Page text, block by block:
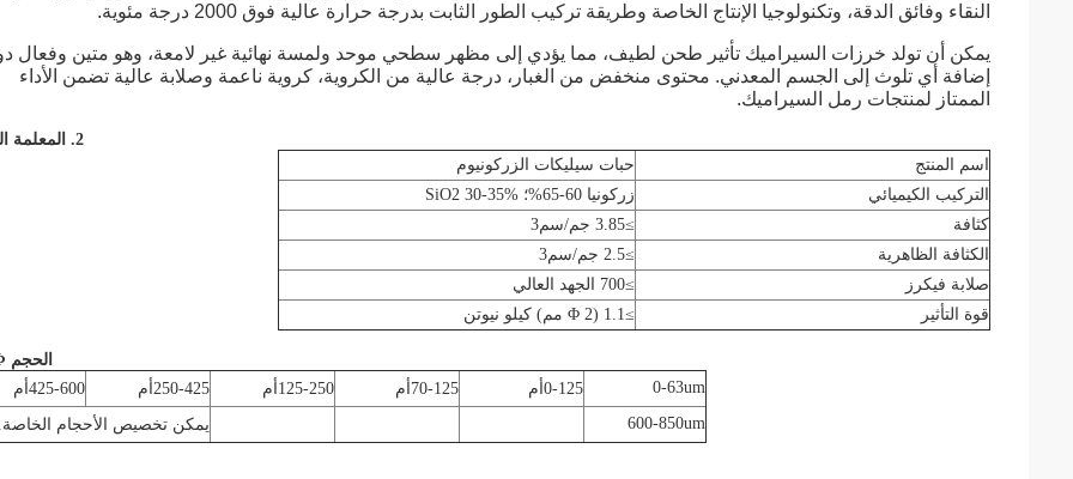
النقاء وفائق الدقة، وتكنولوجيا الإنتاج الخاصة وطريقة تركيب الطور الثابت بدرجة حرارة عالية فوق 2000 درجة مئوية.
يمكن أن تولد خرزات السيراميك تأثير طحن لطيف، مما يؤدي إلى مظهر سطحي موحد ولمسة نهائية غير لامعة، وهو متين وفعال
إضافة أي تلوث إلى الجسم المعدني. محتوى منخفض من الغبار، درجة عالية من الكروية، كروية ناعمة وصلابة عالية تضمن الأداء
الممتاز لمنتجات رمل السيراميك.
2. المعلمة الفنية
اسم المنتج
حبات سيليكات الزركونيوم
التركيب الكيميائي
زركونيا 60-65%؛ SiO2 30-35%
كثافة
≥3.85 جم/سم3
الكثافة الظاهرية
≥2.5 جم/سم3
صلابة فيكرز
≥700 الجهد العالي
قوة التأثير
≥1.1 (Φ 2 مم) كيلو نيوتن
الحجم Φ أم
0-63um
0-125 أم 70-125 أم 125-250 أم 250-425 أم 425-600 أم
600-850um
يمكن تخصيص الأحجام